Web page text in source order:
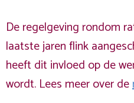
De regelgeving rondom
laatste jaren flink
heeft dit invloed op de
wordt. Lees meer over de